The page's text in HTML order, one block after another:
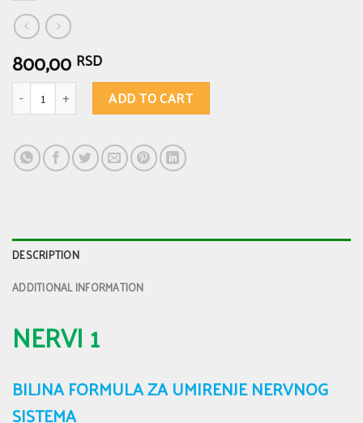
800,00 RSD
NERVI 1 - umiruje nervni sistem, smanjuje nervozu, pomaže kod
ADD TO CART
DESCRIPTION
ADDITIONAL INFORMATION
NERVI 1
BILJNA FORMULA ZA UMIRENJE NERVNOG
SISTEMA